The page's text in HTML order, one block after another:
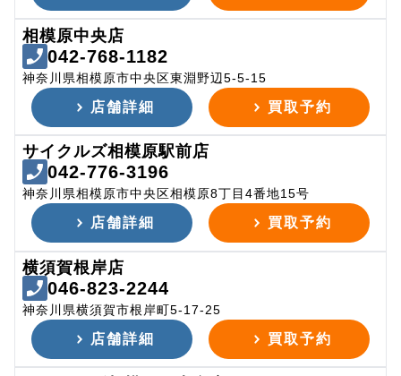
相模原中央店
042-768-1182
神奈川県相模原市中央区東淵野辺5-5-15
店舗詳細 買取予約
サイクルズ相模原駅前店
042-776-3196
神奈川県相模原市中央区相模原8丁目4番地15号
店舗詳細 買取予約
横須賀根岸店
046-823-2244
神奈川県横須賀市根岸町5-17-25
店舗詳細 買取予約